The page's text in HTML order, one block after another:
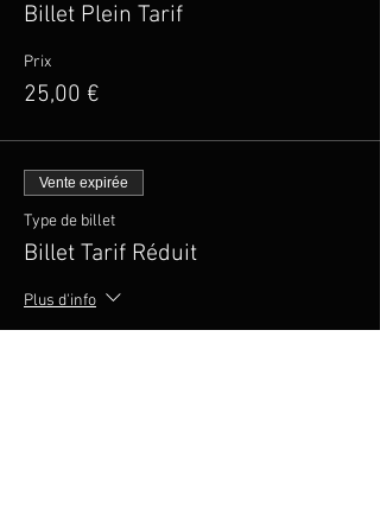
Billet Plein Tarif
Prix
25,00 €
Vente expirée
Type de billet
Billet Tarif Réduit
Plus d'info